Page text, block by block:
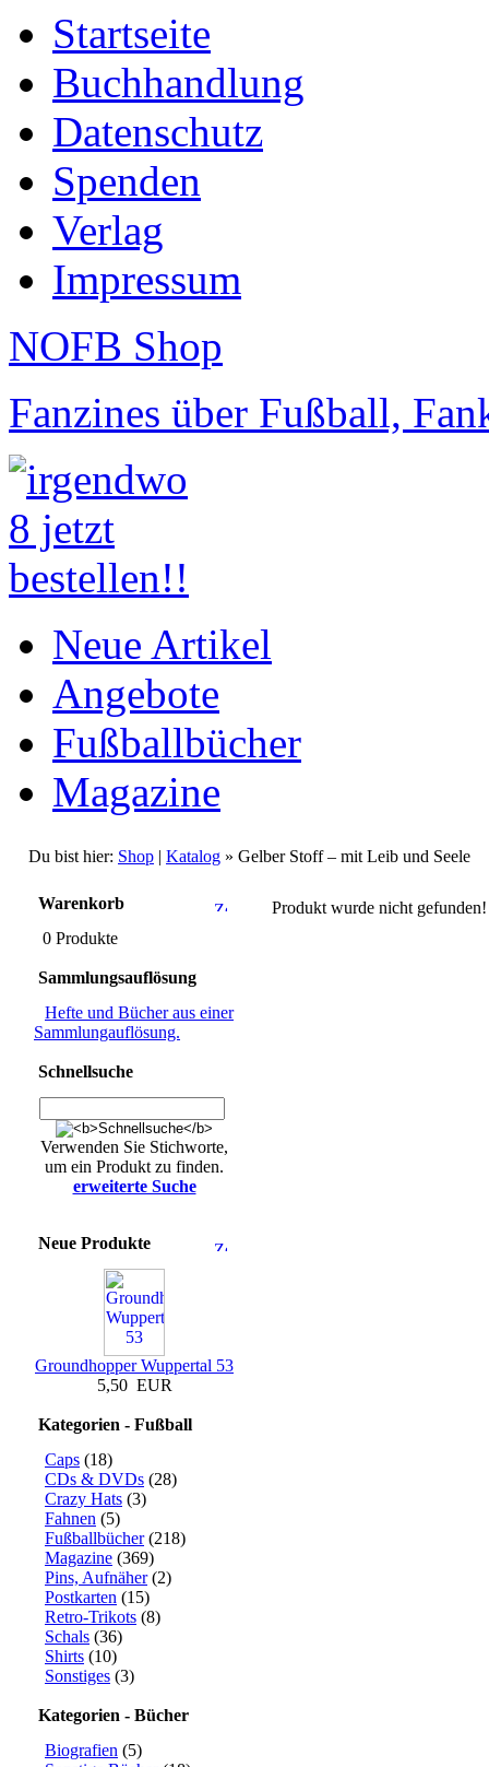
Startseite
Buchhandlung
Datenschutz
Spenden
Verlag
Impressum
NOFB Shop
Fanzines über Fußball,
Neue Artikel
Angebote
Fußballbücher
Magazine
Du bist hier: Shop | Katalog » Gelber Stoff – mit Leib und Seele
Warenkorb
0 Produkte
Sammlungsauflösung
Hefte und Bücher aus einer
Sammlungauflösung.
Schnellsuche
Verwenden Sie Stichworte,
um ein Produkt zu finden.
erweiterte Suche
Neue Produkte
Groundhopper Wuppertal 53
5,50 EUR
Kategorien - Fußball
Caps (18)
CDs & DVDs (28)
Crazy Hats (3)
Fahnen (5)
Fußballbücher(218)
Magazine (369)
Pins, Aufnäher(2)
Postkarten (15)
Retro-Trikots (8)
Schals (36)
Shirts (10)
Sonstiges (3)
Kategorien - Bücher
Biografien (5)
Produkt wurde nicht gefunden!